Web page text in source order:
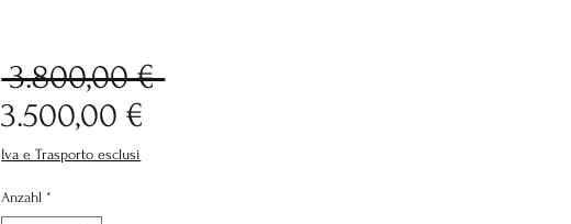
3.800,00 € Standardpreis
3.500,00 €
Iva e Trasporto esclusi
Anzahl *